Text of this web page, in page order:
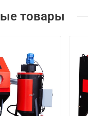
товары